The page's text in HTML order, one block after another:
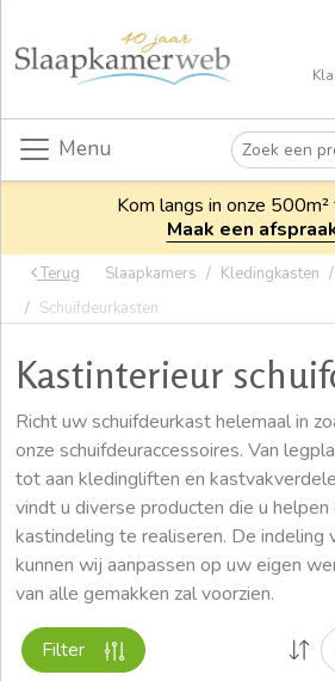
Menu
Kom langs in onze
Maak een
Terug Slaapkamers Kledingkasten
Schuifdeurkasten
Kastinterieur
Richt uw schuifdeurkast helemaal in
onze schuifdeuraccessoires. Van
tot aan kledingliften en
vindt u diverse producten die u
kastindeling te realiseren. De indeling
kunnen wij aanpassen op uw eigen
van alle gemakken zal voorzien.
Filter